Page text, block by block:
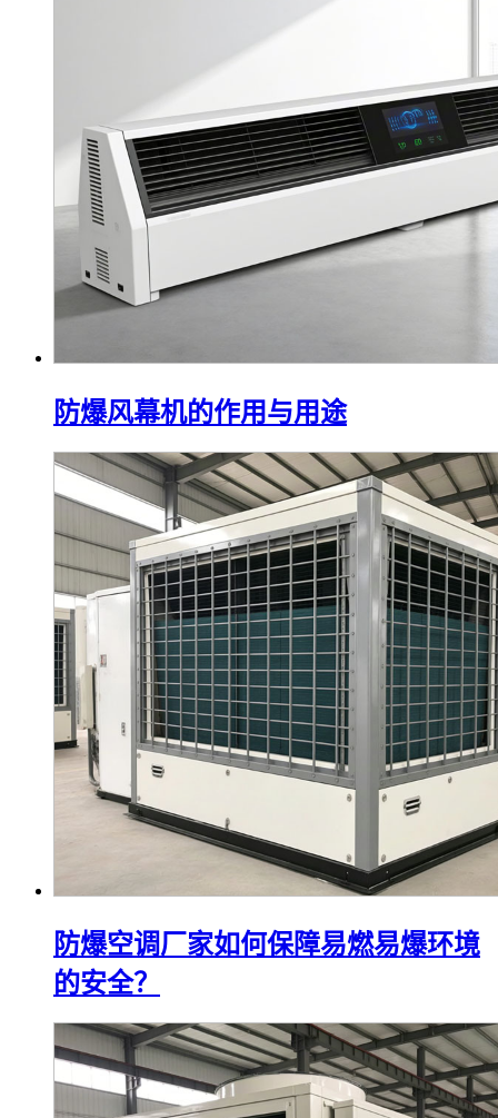
防爆风幕机的作用与用途
防爆空调厂家如何保障易燃易爆环境
的安全？